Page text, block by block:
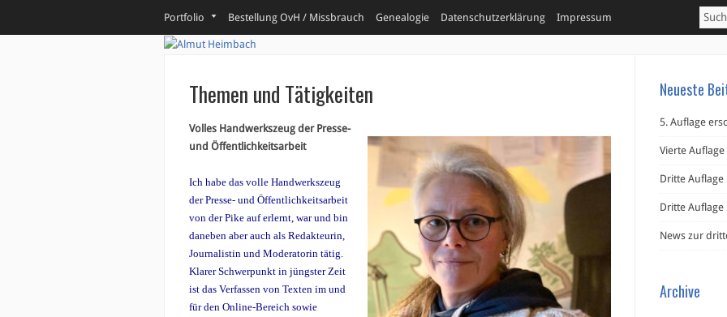
Portfolio Bestellung OvH / Missbrauch Genealogie Datenschutzerklärung Impressum
Themen und Tätigkeiten
Volles Handwerkszeug der Presse-
und Öffentlichkeitsarbeit
Ich habe das volle Handwerkszeug
der Presse- und Öffentlichkeitsarbeit
von der Pike auf erlernt, war und bin
daneben aber auch als Redakteurin,
Journalistin und Moderatorin tätig.
Klarer Schwerpunkt in jüngster Zeit
ist das Verfassen von Texten im und
für den Online-Bereich sowie
Neueste
5. Auflage
Vierte
Dritte
Dritte
News zur
Archive